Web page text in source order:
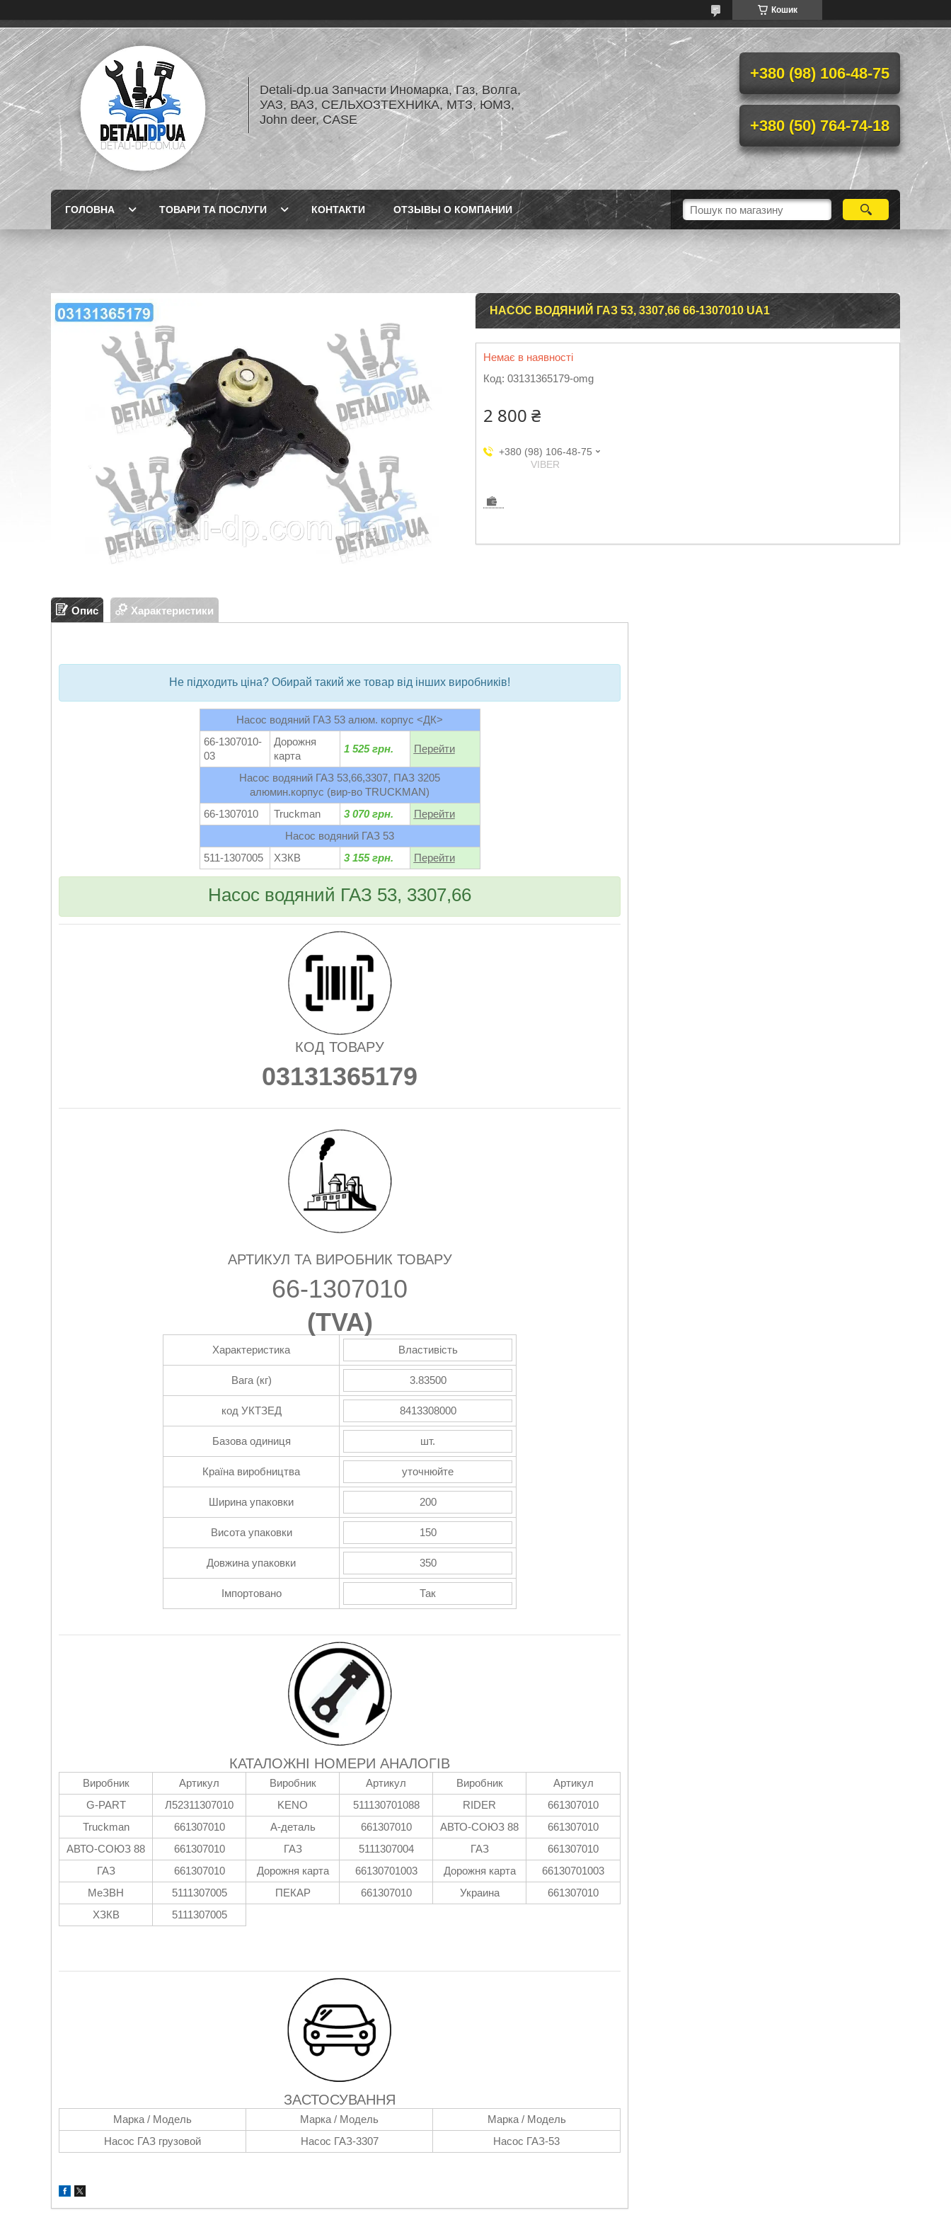
Кошик
Detali-dp.ua Запчасти Иномарка, Газ, Волга,
УАЗ, ВАЗ, СЕЛЬХОЗТЕХНИКА, МТЗ, ЮМЗ,
John deer, CASE
+380 (98) 106-48-75
+380 (50) 764-74-18
ГОЛОВНА ТОВАРИ ТА ПОСЛУГИ КОНТАКТИ ОТЗЫВЫ О КОМПАНИИ
НАСОС ВОДЯНИЙ ГАЗ 53, 3307,66 66-1307010 UA1
Немає в наявності
Код: 03131365179-omg
2 800 ₴
+380 (98) 106-48-75
VIBER
Опис Характеристики
Не підходить ціна? Обирай такий же товар від інших виробників!
Насос водяний ГАЗ 53 алюм. корпус <ДК>
66-1307010-
03
Дорожня
карта
1 525 грн. Перейти
Насос водяний ГАЗ 53,66,3307, ПАЗ 3205
алюмин.корпус (вир-во TRUCKMAN)
66-1307010
Truckman 3 070 грн.
Перейти
Насос водяний ГАЗ 53
511-1307005
ХЗКВ 3 155 грн. Перейти
Насос водяний ГАЗ 53, 3307,66
КОД ТОВАРУ
03131365179
АРТИКУЛ ТА ВИРОБНИК ТОВАРУ
66-1307010
(TVA)
Характеристика Властивість
Вага (кг) 3.83500
код УКТЗЕД 8413308000
Базова одиниця шт.
Країна виробництва уточнюйте
Ширина упаковки 200
Висота упаковки 150
Довжина упаковки 350
Імпортовано Так
КАТАЛОЖНІ НОМЕРИ АНАЛОГІВ
Виробник Артикул Виробник Артикул Виробник
Артикул
G-PART
Л52311307010 KENO 511130701088 RIDER
661307010
Truckman
661307010 А-деталь 661307010 АВТО-СОЮЗ 88
661307010
АВТО-СОЮЗ 88
661307010 ГАЗ 5111307004 ГАЗ
661307010
ГАЗ
661307010 Дорожня карта 66130701003 Дорожня карта
66130701003
МеЗВН
5111307005 ПЕКАР 661307010 Украина
661307010
ХЗКВ
5111307005
ЗАСТОСУВАННЯ
Марка / Модель Марка / Модель
Марка / Модель
Насос ГАЗ грузовой
Насос ГАЗ-3307 Насос ГАЗ-53